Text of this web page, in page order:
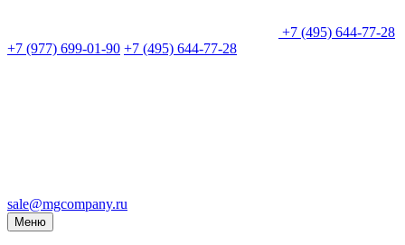
+7 (495) 644-77-28
+7 (977) 699-01-90 +7 (495) 644-77-28
sale@mgcompany.ru
Меню